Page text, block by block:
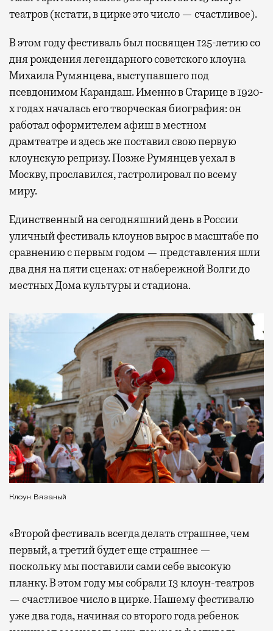
театров (кстати, в цирке это число — счастливое).
В этом году фестиваль был посвящен 125-летию со
дня рождения легендарного советского клоуна
Михаила Румянцева, выступавшего под
псевдонимом Карандаш. Именно в Старице в 1920-
х годах началась его творческая биография: он
работал оформителем афиш в местном
драмтеатре и здесь же поставил свою первую
клоунскую репризу. Позже Румянцев уехал в
Москву, прославился, гастролировал по всему
миру.
Единственный на сегодняшний день в России
уличный фестиваль клоунов вырос в масштабе по
сравнению с первым годом — представления шли
два дня на пяти сценах: от набережной Волги до
местных Дома культуры и стадиона.
Клоун Вязаный
«Второй фестиваль всегда делать страшнее, чем
первый, а третий будет еще страшнее —
поскольку мы поставили сами себе высокую
планку. В этом году мы собрали 13 клоун-театров
— счастливое число в цирке. Нашему фестивалю
уже два года, начиная со второго года ребенок